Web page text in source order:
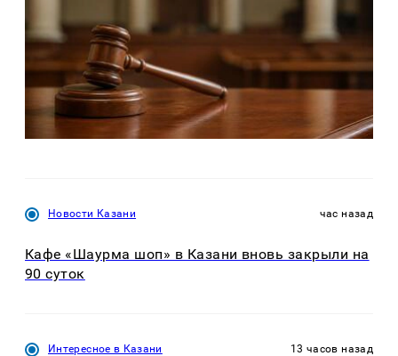
Новости Казани час назад
Кафе «Шаурма шоп» в Казани вновь закрыли на
90 суток
Интересное в Казани 13 часов назад